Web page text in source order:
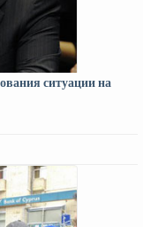
ситуации на